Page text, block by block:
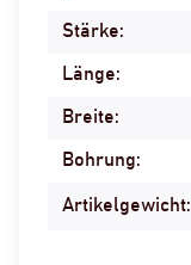
Stärke:
Länge:
Breite:
Bohrung:
Artikelgewicht: